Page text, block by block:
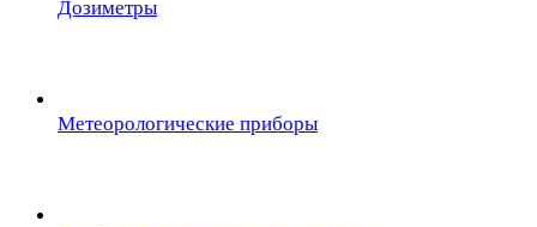
Дозиметры
Метеорологические приборы